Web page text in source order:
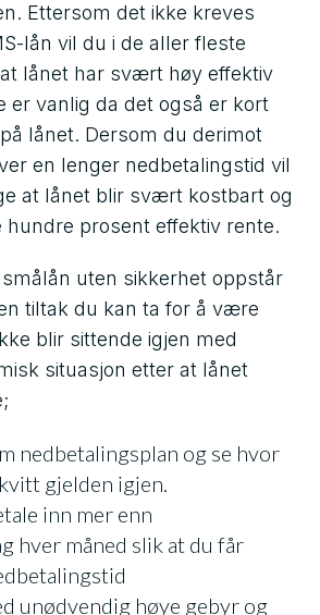
Ettersom det ikke kreves
lån vil du i de aller fleste
lånet har svært høy effektiv
er vanlig da det også er kort
lånet. Dersom du derimot
en lenger nedbetalingstid vil
at lånet blir svært kostbart og
hundre prosent effektiv rente.
uten sikkerhet oppstår
tiltak du kan ta for å være
blir sittende igjen med
situasjon etter at lånet
nedbetalingsplan og se hvor
gjelden igjen.
inn mer enn
hver måned slik at du får
unødvendig høye gebyr og